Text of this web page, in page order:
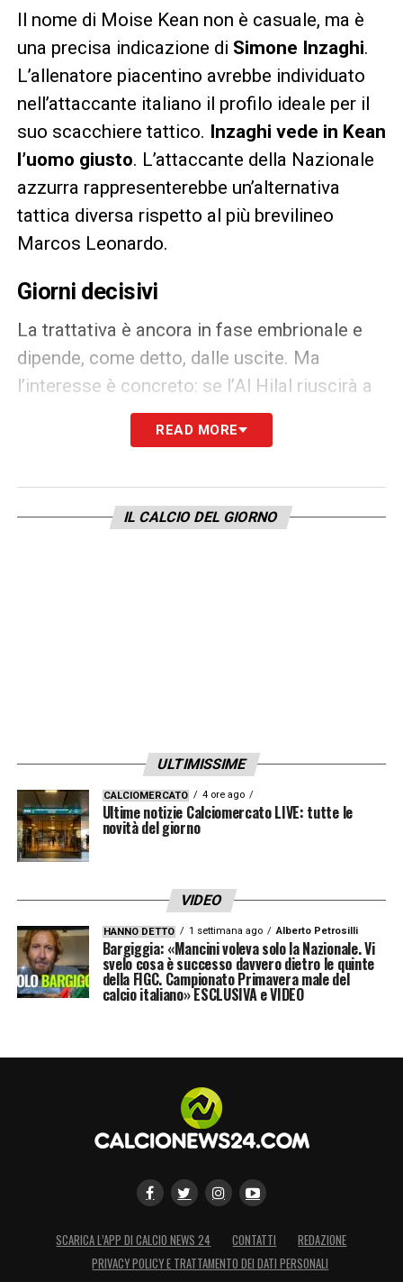
Il nome di Moise Kean non è casuale, ma è
una precisa indicazione di Simone Inzaghi.
L’allenatore piacentino avrebbe individuato
nell’attaccante italiano il profilo ideale per il
suo scacchiere tattico. Inzaghi vede in Kean
l’uomo giusto. L’attaccante della Nazionale
azzurra rappresenterebbe un’alternativa
tattica diversa rispetto al più brevilineo
Marcos Leonardo.
Giorni decisivi
La trattativa è ancora in fase embrionale e
dipende, come detto, dalle uscite. Ma
l’interesse è concreto: se l’Al Hilal riuscirà a
piazzare il brasiliano,l’assalto a Moise Kean
partirà immediatamente. L’Italia osserva,
internazionale.
READ MORE
IL CALCIO DEL GIORNO
ULTIMISSIME
CALCIOMERCATO 4 ore ago
Ultime notizie Calciomercato LIVE: tutte le
novità del giorno
VIDEO
HANNO DETTO 1 settimana ago Alberto Petrosilli
Bargiggia: «Mancini voleva solo la Nazionale. Vi
svelo cosa è successo davvero dietro le quinte
della FIGC. Campionato Primavera male del
calcio italiano» ESCLUSIVA e VIDEO
SCARICA L’APP DI CALCIO NEWS 24 CONTATTI
REDAZIONE
PRIVACY POLICY E TRATTAMENTO DEI DATI PERSONALI